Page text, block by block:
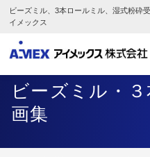
ビーズミル、3本ロールミル、湿式粉砕
イメックス
ビーズミル・
画集